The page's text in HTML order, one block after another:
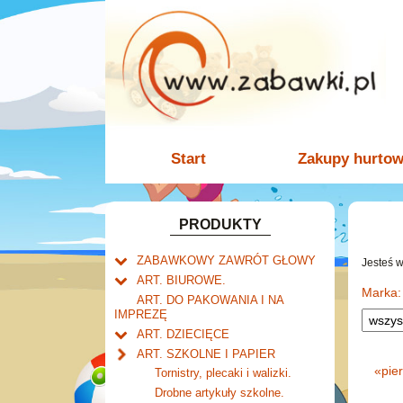
Start Zakupy
PRODUKTY
ZABAWKOWY ZAWRÓT GŁOWY
Welly.
Mały naukowiec.
Zabawki dla chłopców.
cybertransformacja
Akcesoria dla lalek.
ART. BIUROWE.
Kalendarze.
Książkowe
Wieloletnie
Ścienne
Zdzieraki
Dziurkacze i zszywacze.
Klipy i spinacze.
Korektory.
Skoroszyty, teczki i segregatory.
ART. DO PAKOWANIA I NA
IMPREZĘ
ART. DZIECIĘCE
Artykuły drogeryjne.
Produkty dla mamy i
niemowlaka.
ART. SZKOLNE I PAPIER
Tornistry, plecaki i walizki.
Drobne artykuły szkolne.
Jesteś
Marka:
«